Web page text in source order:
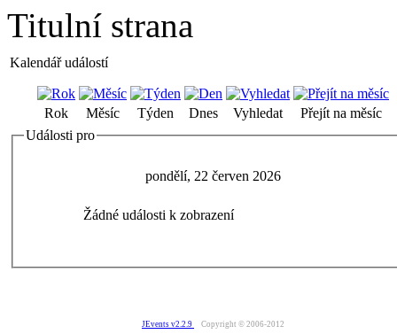
Titulní strana
Kalendář událostí
Rok Měsíc Týden Dnes Vyhledat
Přejít na měsíc
Události pro
pondělí, 22 červen 2026
Žádné události k zobrazení
JEvents v2.2.9 Copyright © 2006-2012